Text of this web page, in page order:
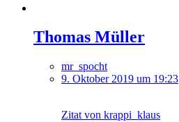
Thomas Müller
mr_spocht
9. Oktober 2019 um 19:23
Zitat von krappi_klaus